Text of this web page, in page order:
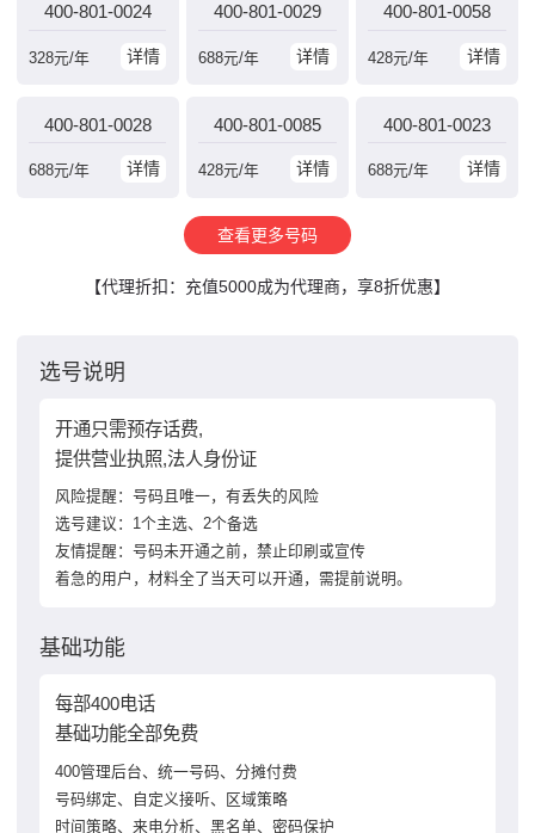
400-801-0024
详情
328元/年
400-801-0029
详情
688元/年
400-801-0058
详情
428元/年
400-801-0028
详情
688元/年
400-801-0085
详情
428元/年
400-801-0023
详情
688元/年
查看更多号码
【代理折扣：充值5000成为代理商，享8折优惠】
选号说明
开通只需预存话费,
提供营业执照,法人身份证
风险提醒：号码且唯一，有丢失的风险
选号建议：1个主选、2个备选
友情提醒：号码未开通之前，禁止印刷或宣传
着急的用户，材料全了当天可以开通，需提前说明。
基础功能
每部400电话
基础功能全部免费
400管理后台、统一号码、分摊付费
号码绑定、自定义接听、区域策略
时间策略、来电分析、黑名单、密码保护